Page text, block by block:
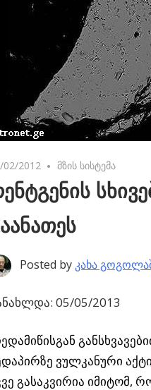
02/2012 No comments
მზის სისტემა
Posted by კახა
05/05/2013
ვულკანური
გასაკვირია იმიტომ,